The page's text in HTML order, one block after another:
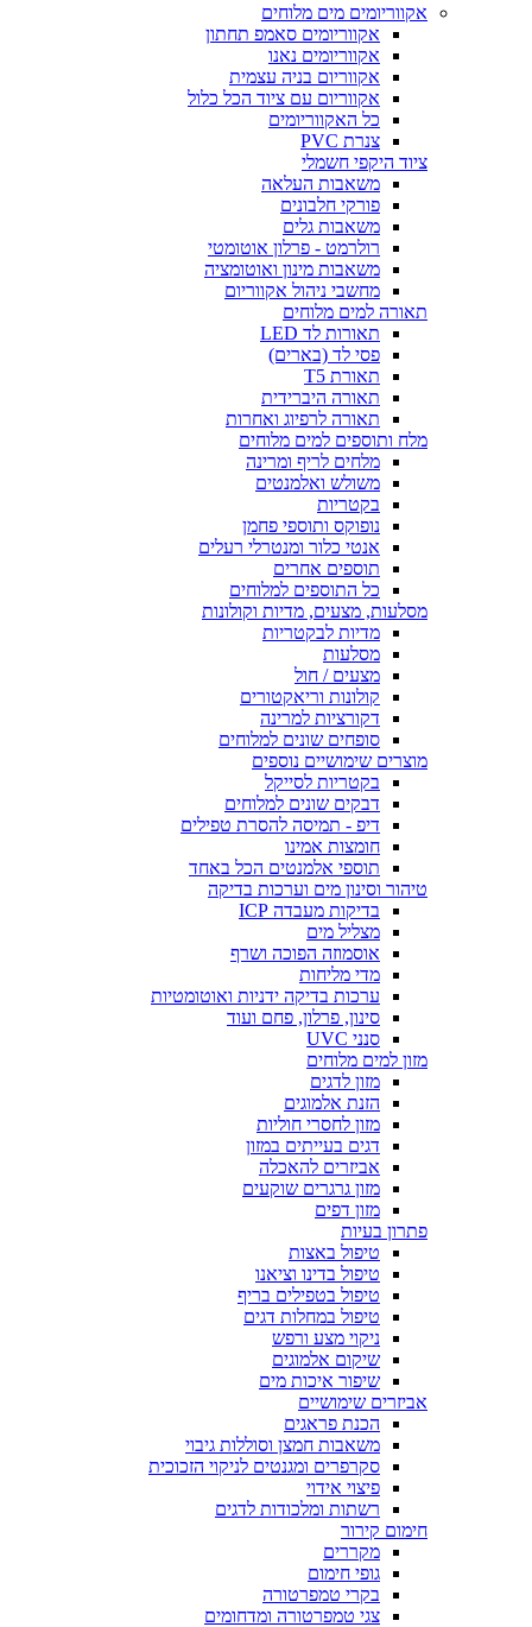
אקווריומים מים מלוחים
אקווריומים סאמפ תחתון
אקווריומים נאנו
אקווריום בניה עצמית
אקווריום עם ציוד הכל כלול
כל האקווריומים
צנרת PVC
ציוד היקפי חשמלי
משאבות העלאה
פורקי חלבונים
משאבות גלים
רולרמט - פרלון אוטומטי
משאבות מינון ואוטומציה
מחשבי ניהול אקווריום
תאורה למים מלוחים
תאורות לד LED
פסי לד (בארים)
תאורת T5
תאורה היברידית
תאורה לרפיוג ואחרות
מלח ותוספים למים מלוחים
מלחים לריף ומרינה
משולש ואלמנטים
בקטריות
נופוקס ותוספי פחמן
אנטי כלור ומנטרלי רעלים
תוספים אחרים
כל התוספים למלוחים
מסלעות, מצעים, מדיות וקולונות
מדיות לבקטריות
מסלעות
מצעים / חול
קולונות וריאקטורים
דקורציות למרינה
סופחים שונים למלוחים
מוצרים שימושיים נוספים
בקטריות לסייקל
דבקים שונים למלוחים
דיפ - תמיסה להסרת טפילים
חומצות אמינו
תוספי אלמנטים הכל באחד
טיהור וסינון מים וערכות בדיקה
בדיקות מעבדה ICP
מצליל מים
אוסמוזה הפוכה ושרף
מדי מליחות
ערכות בדיקה ידניות ואוטומטיות
סינון, פרלון, פחם ועוד
סנני UVC
מזון למים מלוחים
מזון לדגים
הזנת אלמוגים
מזון לחסרי חוליות
דגים בעייתים במזון
אביזרים להאכלה
מזון גרגרים שוקעים
מזון דפים
פתרון בעיות
טיפול באצות
טיפול בדינו וציאנו
טיפול בטפילים בריף
טיפול במחלות דגים
ניקוי מצע ורפש
שיקום אלמוגים
שיפור איכות מים
אביזרים שימושיים
הכנת פראגים
משאבות חמצן וסוללות גיבוי
סקרפרים ומגנטים לניקוי הזכוכית
פיצוי אידוי
רשתות ומלכודות לדגים
חימום קירור
מקררים
גופי חימום
בקרי טמפרטורה
צגי טמפרטורה ומדחומים